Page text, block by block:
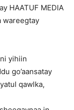
HAATUF MEDIA
wareegtay
yihiin
go’aansatay
qawlka,